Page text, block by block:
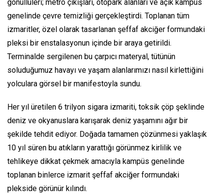
gönüllüleri; metro çıkışları, otopark alanları ve açık kampüs
genelinde çevre temizliği gerçekleştirdi. Toplanan tüm
izmaritler, özel olarak tasarlanan şeffaf akciğer formundaki
pleksi bir enstalasyonun içinde bir araya getirildi.
Terminalde sergilenen bu çarpıcı materyal, tütünün
soluduğumuz havayı ve yaşam alanlarımızı nasıl kirlettiğini
yolculara görsel bir manifestoyla sundu.
Her yıl üretilen 6 trilyon sigara izmariti, toksik çöp şeklinde
deniz ve okyanuslara karışarak deniz yaşamını ağır bir
şekilde tehdit ediyor. Doğada tamamen çözünmesi yaklaşık
10 yıl süren bu atıkların yarattığı görünmez kirlilik ve
tehlikeye dikkat çekmek amacıyla kampüs genelinde
toplanan binlerce izmarit şeffaf akciğer formundaki
plekside görünür kılındı.